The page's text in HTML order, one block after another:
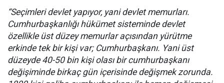
“Seçimleri devlet yapıyor, yani devlet memurları.
Cumhurbaşkanlığı hükümet sisteminde devlet
özellikle üst düzey memurlar açısından yürütme
erkinde tek bir kişi var; Cumhurbaşkanı. Yani üst
düzeyde 40-50 bin kişi olası bir cumhurbaşkanı
değişiminde birkaç gün içerisinde değişmek zorunda.